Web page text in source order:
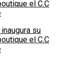
su
el C.C